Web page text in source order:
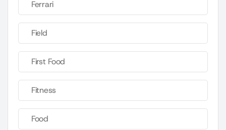
Ferrari
Field
First Food
Fitness
Food